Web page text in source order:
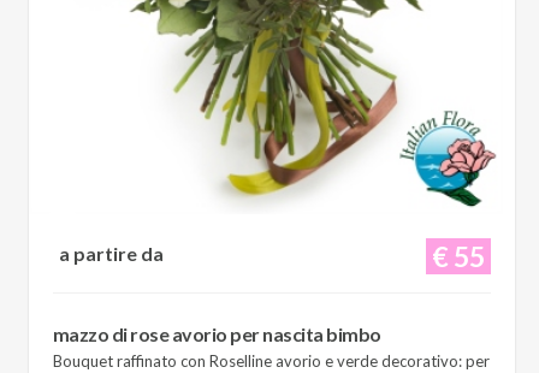
€ 55
a partire da
mazzo di rose avorio per nascita bimbo
Bouquet raffinato con Roselline avorio e verde decorativo: per